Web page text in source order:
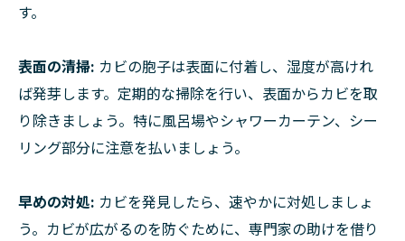
す。
表面の清掃: カビの胞子は表面に付着し、湿度が高けれ
ば発芽します。定期的な掃除を行い、表面からカビを取
り除きましょう。特に風呂場やシャワーカーテン、シー
リング部分に注意を払いましょう。
早めの対処: カビを発見したら、速やかに対処しましょ
う。カビが広がるのを防ぐために、専門家の助けを借り